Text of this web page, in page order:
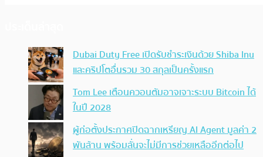
Dubai Duty Free เปิดรับชำระเงินด้วย Shiba Inu
และคริปโตอื่นรวม 30 สกุลเป็นครั้งแรก
Tom Lee เตือนควอนตัมอาจเจาะระบบ Bitcoin ได้
ในปี 2028
ผู้ก่อตั้งประกาศปิดฉากเหรียญ AI Agent มูลค่า 2
พันล้าน พร้อมลั่นจะไม่มีการช่วยเหลืออีกต่อไป